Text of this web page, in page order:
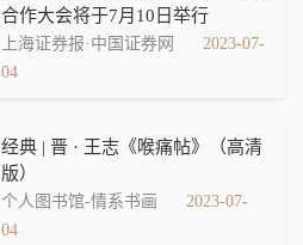
合作大会将于7月10日举行
上海证券报·中国证券网
2023-07-
04
经典 | 晋 · 王志《喉痛帖》​（高清
版）
个人图书馆-情系书画
2023-07-
04